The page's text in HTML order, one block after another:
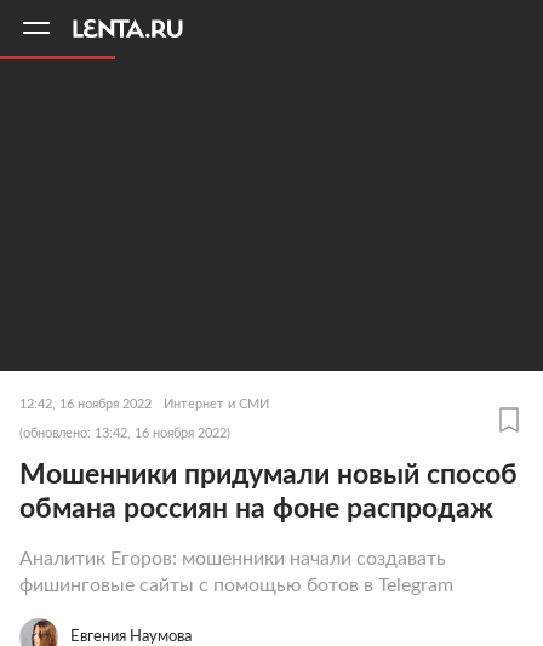
12:42, 16 ноября 2022 Интернет и СМИ
(обновлено: 13:42, 16 ноября 2022)
Мошенники придумали новый способ
обмана россиян на фоне распродаж
Аналитик Егоров: мошенники начали создавать
фишинговые сайты с помощью ботов в Telegram
Евгения Наумова